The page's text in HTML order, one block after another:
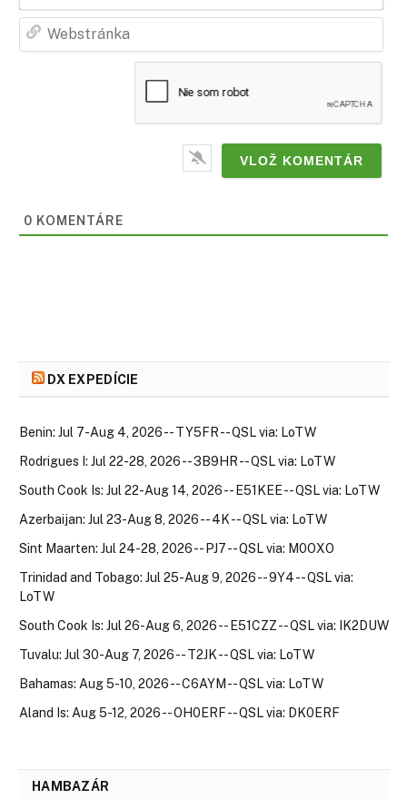
0 KOMENTÁRE
DX EXPEDÍCIE
Benin: Jul 7-Aug 4, 2026 -- TY5FR -- QSL via: LoTW
Rodrigues I: Jul 22-28, 2026 -- 3B9HR -- QSL via: LoTW
South Cook Is: Jul 22-Aug 14, 2026 -- E51KEE -- QSL via: LoTW
Azerbaijan: Jul 23-Aug 8, 2026 -- 4K -- QSL via: LoTW
Sint Maarten: Jul 24-28, 2026 -- PJ7 -- QSL via: M0OXO
Trinidad and Tobago: Jul 25-Aug 9, 2026 -- 9Y4 -- QSL via:
LoTW
South Cook Is: Jul 26-Aug 6, 2026 -- E51CZZ -- QSL via: IK2DUW
Tuvalu: Jul 30-Aug 7, 2026 -- T2JK -- QSL via: LoTW
Bahamas: Aug 5-10, 2026 -- C6AYM -- QSL via: LoTW
Aland Is: Aug 5-12, 2026 -- OH0ERF -- QSL via: DK0ERF
HAMBAZÁR